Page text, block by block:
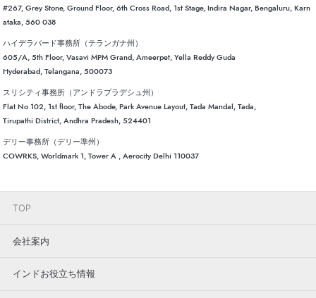
#267, Grey Stone, Ground Floor, 6th Cross Road, 1st Stage, Indira Nagar, Bengaluru, Karn
ataka, 560 038
ハイデラバード事務所（テランガナ州）
605/A, 5th Floor, Vasavi MPM Grand, Ameerpet, Yella Reddy Guda
Hyderabad, Telangana, 500073
スリシティ事務所（アンドラプラデシュ州）
Flat No 102, 1st floor, The Abode, Park Avenue Layout, Tada Mandal, Tada,
Tirupathi District, Andhra Pradesh, 524401
デリー事務所（デリー準州）
COWRKS, Worldmark 1, Tower A , Aerocity Delhi 110037
TOP
会社案内
インドお役立ち情報